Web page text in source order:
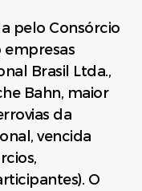
pelo Consórcio
empresas
Brasil Ltda.,
Bahn, maior
da
vencida
O